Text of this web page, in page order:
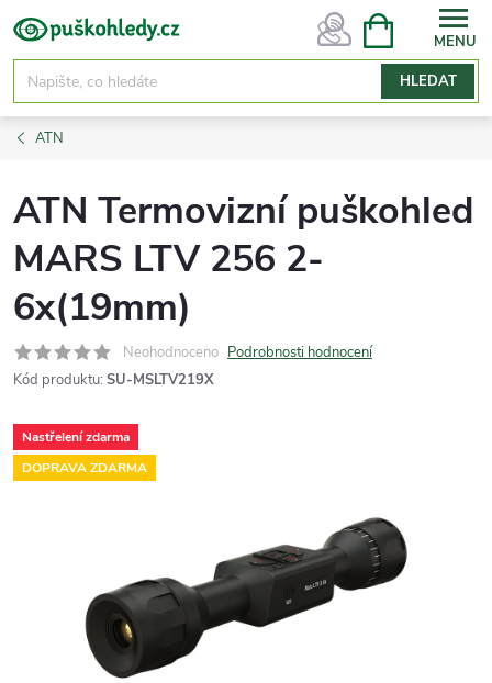
Přejít
na
obsah
HLEDAT
NÁKUPNÍ
ATN
ATN Termovizní puškohled
MARS LTV 256 2-
6x(19mm)
Neohodnoceno Podrobnosti hodnocení
Kód produktu: SU-MSLTV219X
Nastřelení zdarma
DOPRAVA ZDARMA